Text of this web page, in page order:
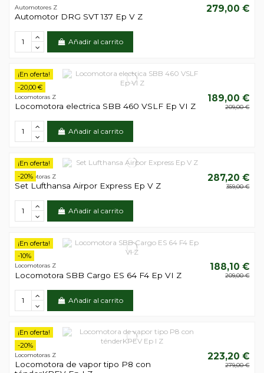
Automotores Z
Automotor DRG SVT 137 Ep V Z
279,00 €
Añadir al carrito
¡En oferta!
-20,00 €
Locomotoras Z
Locomotora electrica SBB 460 VSLF Ep VI Z
189,00 €
209,00 €
Añadir al carrito
¡En oferta!
-20%
Locomotoras Z
Set Lufthansa Airpor Express Ep V Z
287,20 €
359,00 €
Añadir al carrito
¡En oferta!
-10%
Locomotoras Z
Locomotora SBB Cargo ES 64 F4 Ep VI Z
188,10 €
209,00 €
Añadir al carrito
¡En oferta!
-20%
Locomotoras Z
Locomotora de vapor tipo P8 con
223,20 €
279,00 €